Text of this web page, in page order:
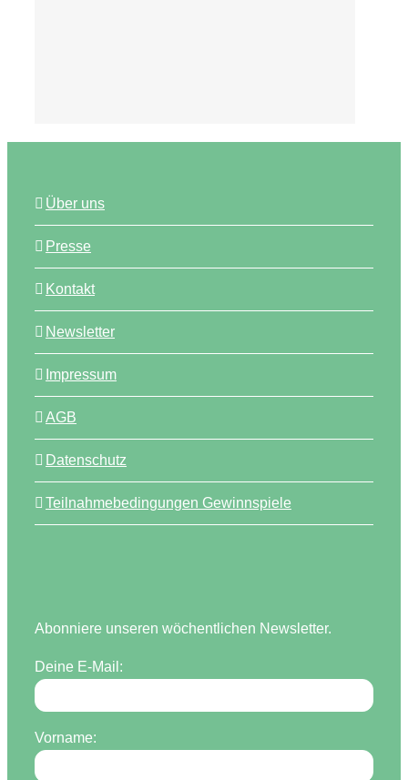
Über uns
Presse
Kontakt
Newsletter
Impressum
AGB
Datenschutz
Teilnahmebedingungen Gewinnspiele
Abonniere unseren wöchentlichen Newsletter.
Deine E-Mail:
Vorname: